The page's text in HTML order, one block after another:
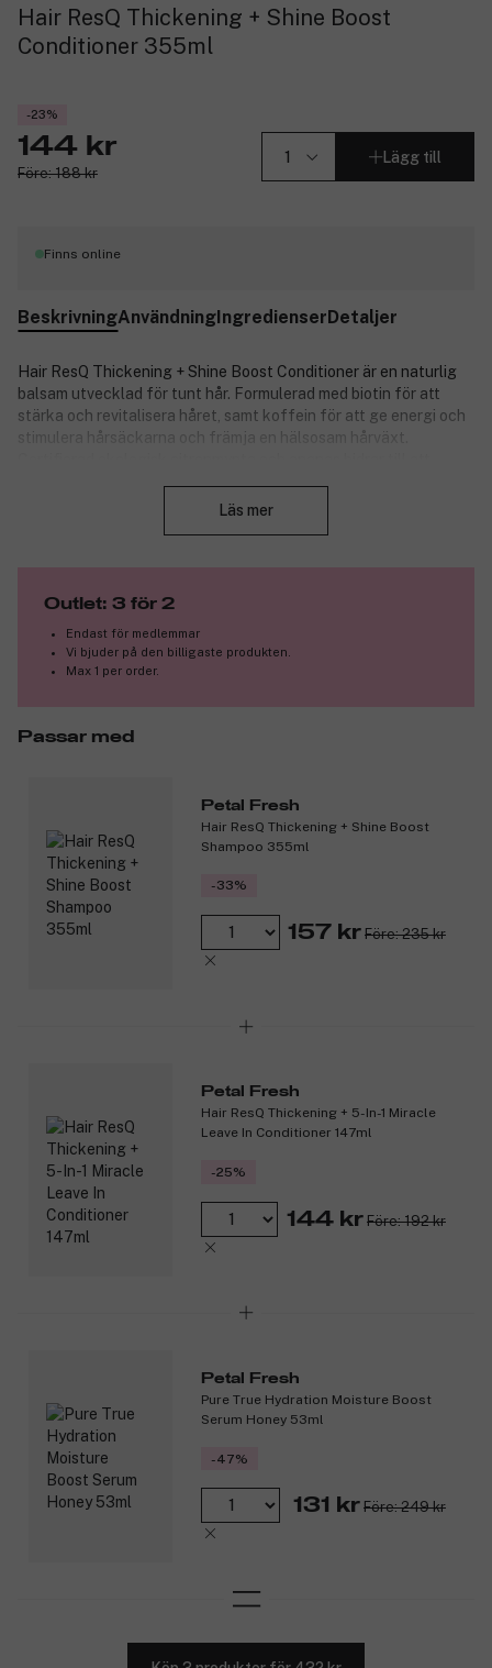
Hair ResQ Thickening + Shine Boost
Conditioner 355ml
-23%
144 kr
Före: 188 kr
Lägg till
Finns online
BeskrivningAnvändningIngredienserDetaljer
Hair ResQ Thickening + Shine Boost Conditioner är en naturlig
balsam utvecklad för tunt hår. Formulerad med biotin för att
stärka och revitalisera håret, samt koffein för att ge energi och
stimulera hårsäckarna och främja en hälsosam hårväxt.
ger slätare och mer glansiga hårstrån. Produkten är vegansk,
Läs mer
Outlet: 3 för 2
Endast för medlemmar
Vi bjuder på den billigaste produkten.
Max 1 per order.
Passar med
Petal Fresh
Hair ResQ Thickening + Shine Boost
Shampoo 355ml
-33%
157 kr Före: 235 kr
Petal Fresh
Hair ResQ Thickening + 5-In-1 Miracle
Leave In Conditioner 147ml
-25%
144 kr Före: 192 kr
Petal Fresh
Pure True Hydration Moisture Boost
Serum Honey 53ml
-47%
131 kr Före: 249 kr